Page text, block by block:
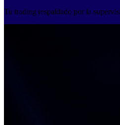
Tu trading respaldado por la